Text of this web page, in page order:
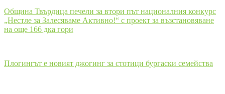
Община Твърдица печели за втори път националния конкурс
„Нестле за Залесяваме Активно!“ с проект за възстановяване
на още 166 дка гори
Плогингът е новият джогинг за стотици бургаски семейства